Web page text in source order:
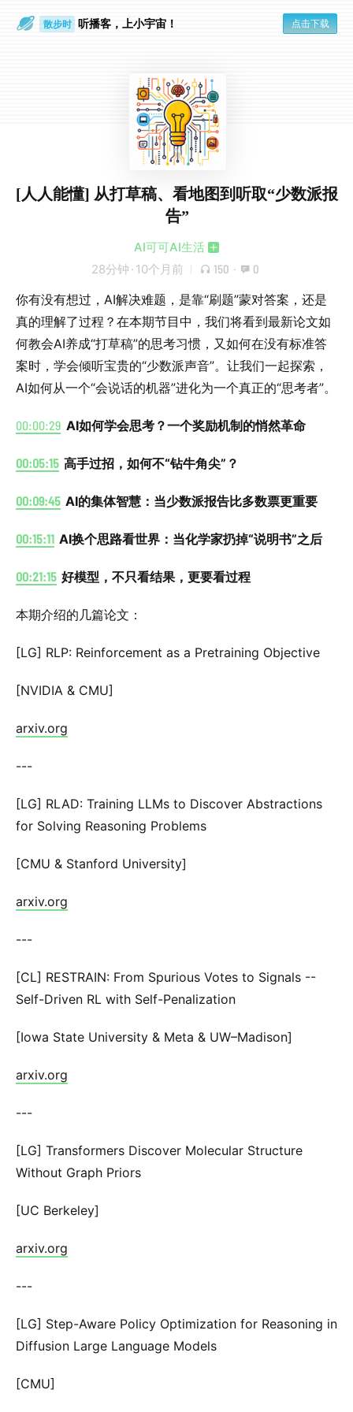
散步时 听播客，上小宇宙！ 点击下载
[人人能懂] 从打草稿、看地图到听取“少数派报
告”
AI可可AI生活
28分钟 · 10个月前 150 · 0
你有没有想过，AI解决难题，是靠“刷题”蒙对答案，还是
真的理解了过程？在本期节目中，我们将看到最新论文如
何教会AI养成“打草稿”的思考习惯，又如何在没有标准答
案时，学会倾听宝贵的“少数派声音”。让我们一起探索，
AI如何从一个“会说话的机器”进化为一个真正的“思考者”。
00:00:29 AI如何学会思考？一个奖励机制的悄然革命
00:05:15 高手过招，如何不“钻牛角尖”？
00:09:45 AI的集体智慧：当少数派报告比多数票更重要
00:15:11 AI换个思路看世界：当化学家扔掉“说明书”之后
00:21:15 好模型，不只看结果，更要看过程
本期介绍的几篇论文：
[LG] RLP: Reinforcement as a Pretraining Objective
[NVIDIA & CMU]
arxiv.org
---
[LG] RLAD: Training LLMs to Discover Abstractions
for Solving Reasoning Problems
[CMU & Stanford University]
arxiv.org
---
[CL] RESTRAIN: From Spurious Votes to Signals --
Self-Driven RL with Self-Penalization
[Iowa State University & Meta & UW–Madison]
arxiv.org
---
[LG] Transformers Discover Molecular Structure
Without Graph Priors
[UC Berkeley]
arxiv.org
---
[LG] Step-Aware Policy Optimization for Reasoning in
Diffusion Large Language Models
[CMU]